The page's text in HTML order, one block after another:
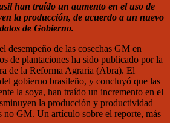
han traído un aumento en el uso de
la producción, de acuerdo a un nuevo
de Gobierno.
desempeño de las cosechas GM en
de plantaciones ha sido publicado por la
de la Reforma Agraria (Abra). El
gobierno brasileño, y concluyó que las
la soya, han traído un incremento en el
la producción y productividad
no GM. Un artículo sobre el reporte, más